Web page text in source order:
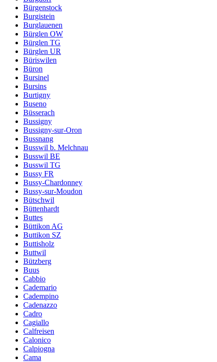
Bürgenstock
Burgistein
Burglauenen
Bürglen OW
Bürglen TG
Bürglen UR
Büriswilen
Büron
Bursinel
Bursins
Burtigny
Buseno
Büsserach
Bussigny
Bussigny-sur-Oron
Bussnang
Busswil b. Melchnau
Busswil BE
Busswil TG
Bussy FR
Bussy-Chardonney
Bussy-sur-Moudon
Bütschwil
Büttenhardt
Buttes
Büttikon AG
Buttikon SZ
Buttisholz
Buttwil
Bützberg
Buus
Cabbio
Cademario
Cadempino
Cadenazzo
Cadro
Cagiallo
Calfreisen
Calonico
Calpiogna
Cama